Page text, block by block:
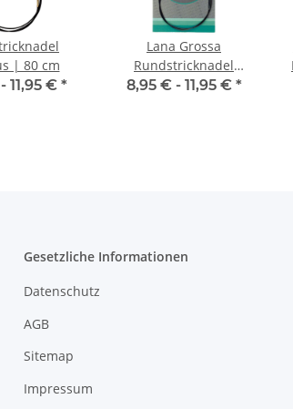
| 80 cm
11,95 € *
Lana Grossa
Rundstricknadel
Quattro | 80 cm *
8,95 € - 11,95 € *
Gesetzliche Informationen
Datenschutz
AGB
Sitemap
Impressum